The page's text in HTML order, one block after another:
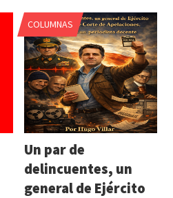
e
n
a
v
i
g
COLUMNAS
Un par de
delincuentes, un
general de Ejército